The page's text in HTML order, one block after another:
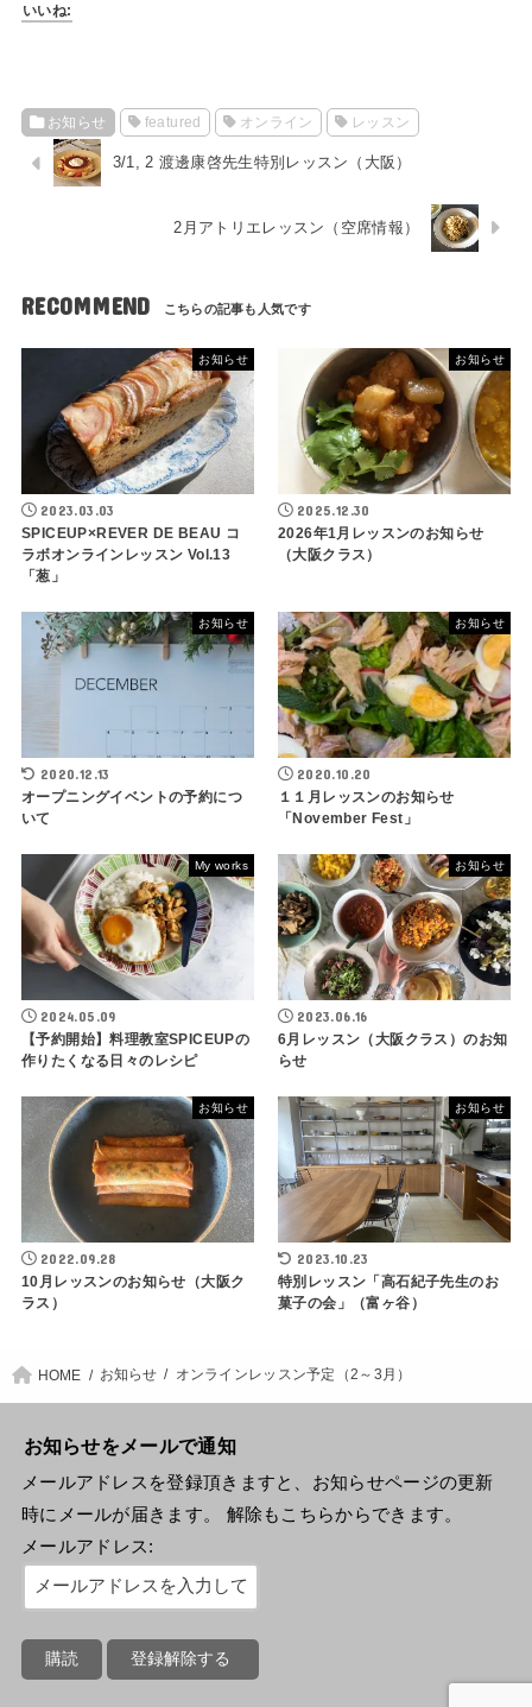
いいね:
お知らせ featured オンライン レッスン
3/1, 2 渡邊康啓先生特別レッスン（大阪）
2月アトリエレッスン（空席情報）
RECOMMEND
お知らせ
2023.03.03
SPICEUP×REVER DE BEAU コ
ラボオンラインレッスン Vol.13
「葱」
お知らせ
2025.12.30
2026年1月レッスンのお知らせ
（大阪クラス）
お知らせ
2020.12.13
オープニングイベントの予約につ
いて
お知らせ
2020.10.20
１１月レッスンのお知らせ
「November Fest」
My works
2024.05.09
【予約開始】料理教室SPICEUPの
作りたくなる日々のレシピ
お知らせ
2023.06.16
6月レッスン（大阪クラス）のお知
らせ
お知らせ
2022.09.28
10月レッスンのお知らせ（大阪ク
ラス）
お知らせ
2023.10.23
特別レッスン「高石紀子先生のお
菓子の会」（富ヶ谷）
HOME お知らせ オンラインレッスン予定（2～3月）
お知らせをメールで通知
メールアドレスを登録頂きますと、お知らせページの更新
時にメールが届きます。 解除もこちらからできます。
メールアドレス: